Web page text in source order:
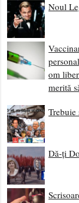
Noul
om
merită
Trebuie
Dă-ți